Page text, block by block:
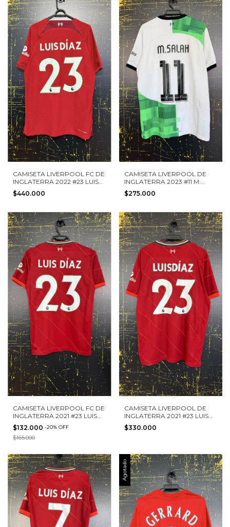
CAMISETA LIVERPOOL FC DE
INGLATERRA 2022 #23 LUIS
DIAZ NIKE TALLA M VERISÓN
JUGADOR
$440.000
CAMISETA LIVERPOOL DE
INGLATERRA 2023 #11 M.
SALAH NIKE TALLA L
$275.000
CAMISETA LIVERPOOL FC DE
INGLATERRA 2021 #23 LUIS
DIAZ NIKE TALLA L NIÑO
$132.000 -20% OFF
$165.000
CAMISETA LIVERPOOL DE
INGLATERRA 2021 #23 LUIS
DIAZ NIKE TALLA XL
$330.000
Agotado